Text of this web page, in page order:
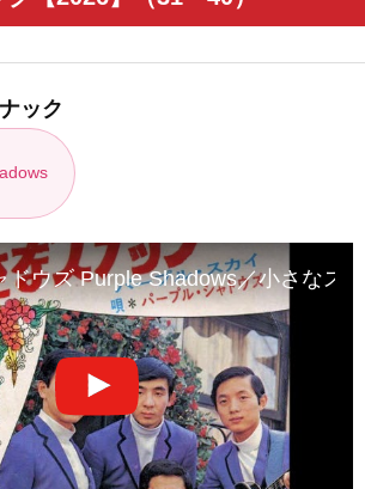
ック
ドウズ Purple Shadows／小さなス